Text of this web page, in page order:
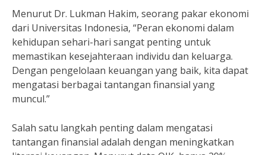
Menurut Dr. Lukman Hakim, seorang pakar ekonomi
dari Universitas Indonesia, “Peran ekonomi dalam
kehidupan sehari-hari sangat penting untuk
memastikan kesejahteraan individu dan keluarga.
Dengan pengelolaan keuangan yang baik, kita dapat
mengatasi berbagai tantangan finansial yang
muncul.”
Salah satu langkah penting dalam mengatasi
tantangan finansial adalah dengan meningkatkan